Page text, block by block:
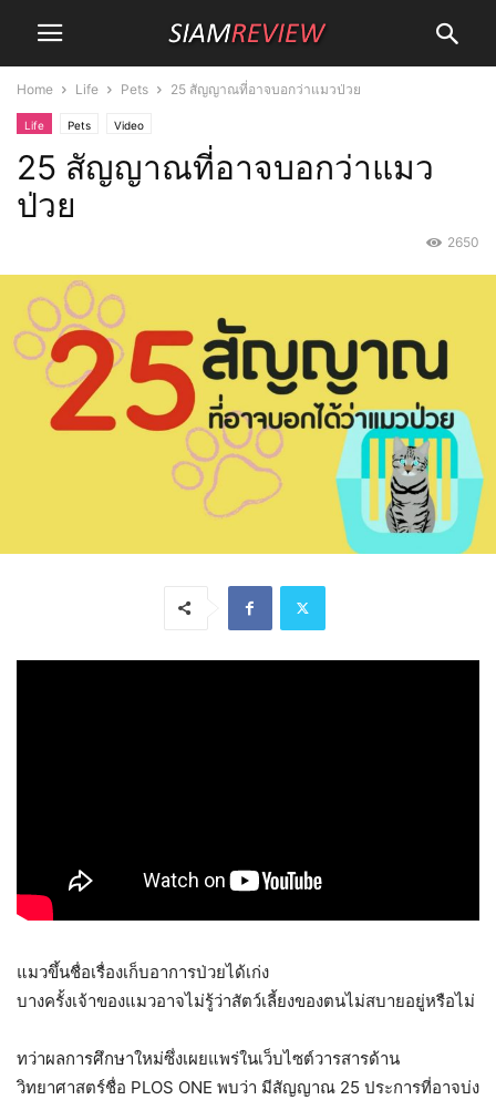
Home Life Pets 25 สัญญาณที่อาจบอกว่าแมวป่วย
Life Pets Video
25 สัญญาณที่อาจบอกว่าแมว
ป่วย
2650
แมวขึ้นชื่อเรื่องเก็บอาการป่วยได้เก่ง
บางครั้งเจ้าของแมวอาจไม่รู้ว่าสัตว์เลี้ยงของตนไม่สบายอยู่หรือไม่
ทว่าผลการศึกษาใหม่ซึ่งเผยแพร่ในเว็บไซต์วารสารด้าน
วิทยาศาสตร์ชื่อ PLOS ONE พบว่า มีสัญญาณ 25 ประการที่อาจบ่ง